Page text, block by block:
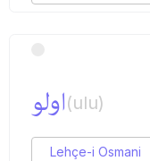
اولو(ulu)
Lehçe-i Osmani